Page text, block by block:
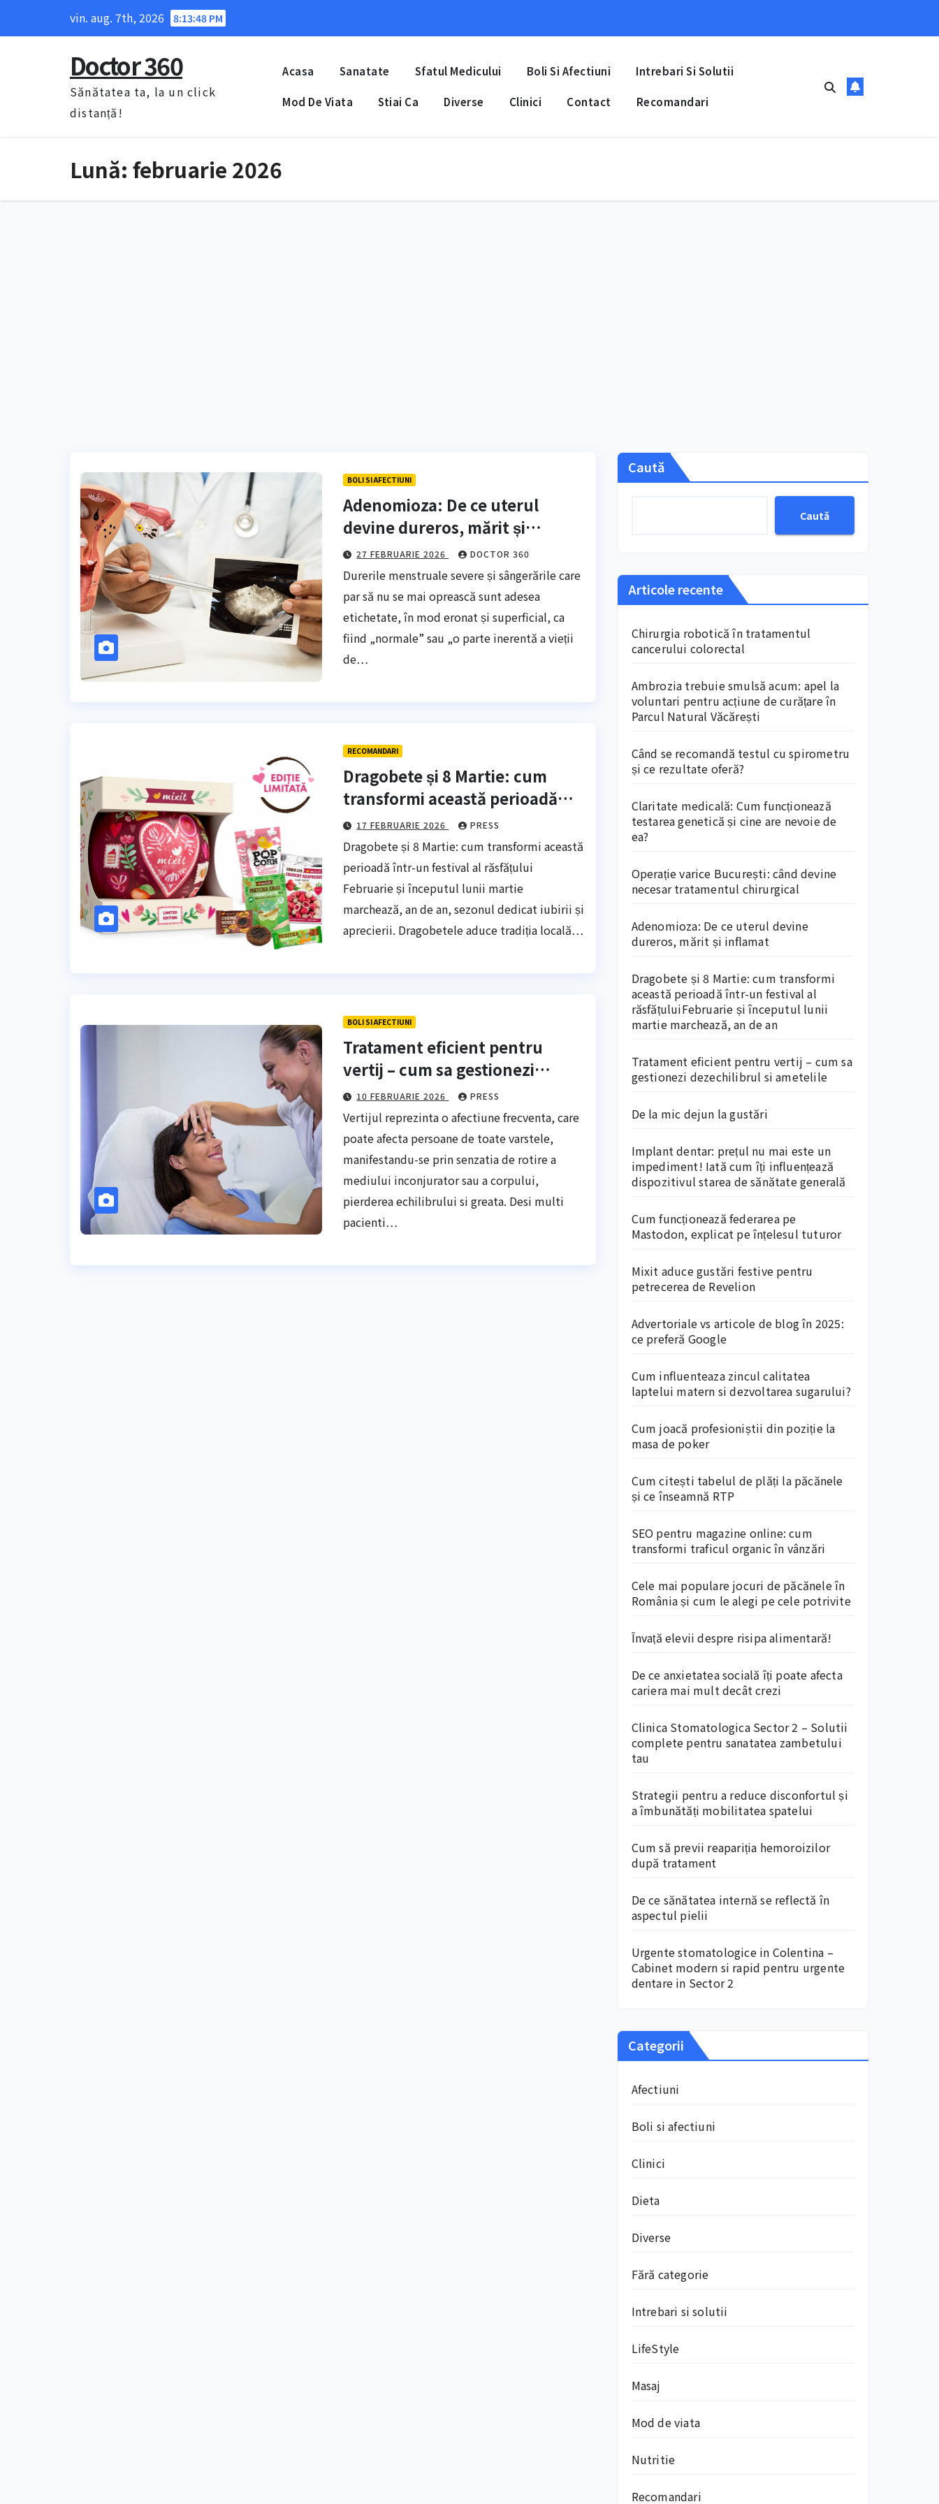
vin. aug. 7th, 2026 8:13:49 PM
Doctor 360
Sănătatea ta, la un click
distanță!
Acasa Sanatate Sfatul Medicului Boli Si Afectiuni Intrebari Si Solutii
Mod De Viata Stiai Ca Diverse Clinici Contact Recomandari
Lună: februarie 2026
BOLI SI AFECTIUNI
Adenomioza: De ce uterul
devine dureros, mărit și
inflamat
27 FEBRUARIE 2026 DOCTOR 360
Durerile menstruale severe și sângerările care
par să nu se mai oprească sunt adesea
etichetate, în mod eronat și superficial, ca
fiind „normale” sau „o parte inerentă a vieții
de…
RECOMANDARI
Dragobete și 8 Martie: cum
transformi această perioadă
într-un festival al
răsfățuluiFebruarie și începutul
lunii martie marchează, an de
an
17 FEBRUARIE 2026 PRESS
Dragobete și 8 Martie: cum transformi această
perioadă într-un festival al răsfățului
Februarie și începutul lunii martie
marchează, an de an, sezonul dedicat iubirii și
aprecierii. Dragobetele aduce tradiția locală…
BOLI SI AFECTIUNI
Tratament eficient pentru
vertij – cum sa gestionezi
dezechilibrul si ametelile
10 FEBRUARIE 2026 PRESS
Vertijul reprezinta o afectiune frecventa, care
poate afecta persoane de toate varstele,
manifestandu-se prin senzatia de rotire a
mediului inconjurator sau a corpului,
pierderea echilibrului si greata. Desi multi
pacienti…
Caută
Caută
Articole recente
Chirurgia robotică în tratamentul
cancerului colorectal
Ambrozia trebuie smulsă acum: apel la
voluntari pentru acțiune de curățare în
Parcul Natural Văcărești
Când se recomandă testul cu spirometru
și ce rezultate oferă?
Claritate medicală: Cum funcționează
testarea genetică și cine are nevoie de
ea?
Operație varice București: când devine
necesar tratamentul chirurgical
Adenomioza: De ce uterul devine
dureros, mărit și inflamat
Dragobete și 8 Martie: cum transformi
această perioadă într-un festival al
răsfățuluiFebruarie și începutul lunii
martie marchează, an de an
Tratament eficient pentru vertij – cum sa
gestionezi dezechilibrul si ametelile
De la mic dejun la gustări
Implant dentar: prețul nu mai este un
impediment! Iată cum îți influențează
dispozitivul starea de sănătate generală
Cum funcționează federarea pe
Mastodon, explicat pe înțelesul tuturor
Mixit aduce gustări festive pentru
petrecerea de Revelion
Advertoriale vs articole de blog în 2025:
ce preferă Google
Cum influenteaza zincul calitatea
laptelui matern si dezvoltarea sugarului?
Cum joacă profesioniștii din poziție la
masa de poker
Cum citești tabelul de plăți la păcănele
și ce înseamnă RTP
SEO pentru magazine online: cum
transformi traficul organic în vânzări
Cele mai populare jocuri de păcănele în
România și cum le alegi pe cele potrivite
Învață elevii despre risipa alimentară!
De ce anxietatea socială îți poate afecta
cariera mai mult decât crezi
Clinica Stomatologica Sector 2 – Solutii
complete pentru sanatatea zambetului
tau
Strategii pentru a reduce disconfortul și
a îmbunătăți mobilitatea spatelui
Cum să previi reapariția hemoroizilor
după tratament
De ce sănătatea internă se reflectă în
aspectul pielii
Urgente stomatologice in Colentina –
Cabinet modern si rapid pentru urgente
dentare in Sector 2
Categorii
Afectiuni
Boli si afectiuni
Clinici
Dieta
Diverse
Fără categorie
Intrebari si solutii
LifeStyle
Masaj
Mod de viata
Nutritie
Recomandari